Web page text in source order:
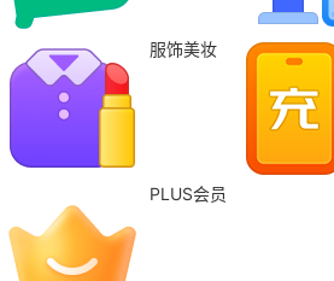
服饰美妆
PLUS会员